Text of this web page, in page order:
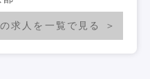
求人を一覧で見る